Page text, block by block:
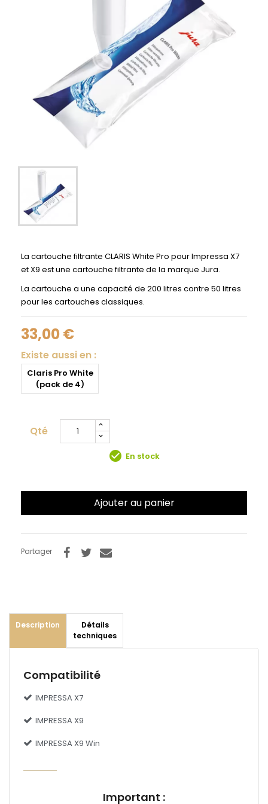
La cartouche filtrante CLARIS White Pro pour Impressa X7
et X9 est une cartouche filtrante de la marque Jura.
La cartouche a une capacité de 200 litres contre 50 litres
pour les cartouches classiques.
33,00 €
Existe aussi en :
Claris Pro White
(pack de 4)
Qté
check_circle En stock
Ajouter au panier
Partager
Description
Détails
techniques
Compatibilité
IMPRESSA X7
IMPRESSA X9
IMPRESSA X9 Win
Important :